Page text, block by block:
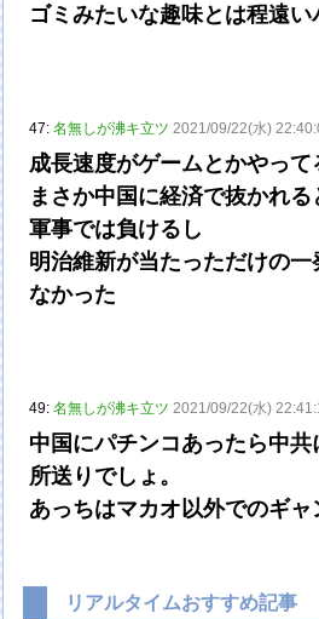
ゴミみたいな趣味とは程遠い
47:名無しが沸キ立ツ 2021/09/22(水)
成長速度がゲームとかやっ
まさか中国に経済で抜かれ
軍事では負けるし
明治維新が当たっただけの
なかった
49:名無しが沸キ立ツ 2021/09/22(水)
中国にパチンコあったら中
所送りでしょ。
あっちはマカオ以外でのギ
リアルタイムおすすめ記事